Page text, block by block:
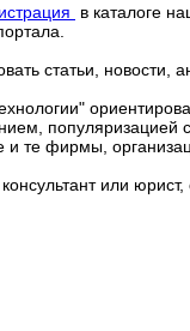
в каталоге
статьи,
популяризацией
те фирмы,
или